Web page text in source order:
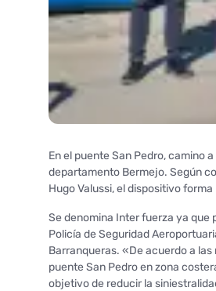
En el puente San Pedro, camino
departamento Bermejo. Según
Hugo Valussi, el dispositivo
Se denomina Inter fuerza ya que
Policía de Seguridad
Barranqueras. «De acuerdo a
puente San Pedro en zona
objetivo de reducir la